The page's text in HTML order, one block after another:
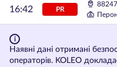
16:42 PR
Наявні дані отримані
операторів. KOLEO